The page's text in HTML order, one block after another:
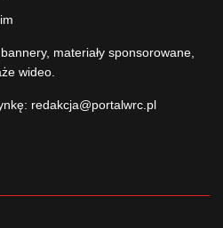
materiały sponsorowane,
wideo.
redakcja@portalwrc.pl